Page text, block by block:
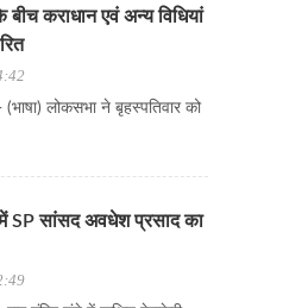
कराधान एवं अन्य विधियां
लोकसभा ने बृहस्पतिवार को
में SP सांसद अवधेश प्रसाद का